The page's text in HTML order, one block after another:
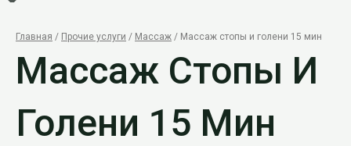
Главная / Прочие услуги / Массаж / Массаж стопы и голени 15 мин
Массаж Стопы И
Голени 15 Мин